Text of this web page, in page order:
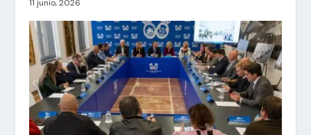
11 junio, 2026